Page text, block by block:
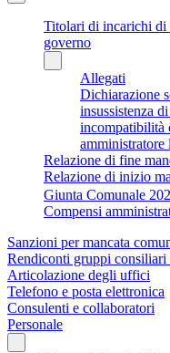
Titolari di incarichi di
governo
Allegati
Dichiarazione
insussistenza
incompatibilità
amministratore
Relazione di fine
Relazione di inizio
Giunta Comunale
Compensi
Sanzioni per mancata
Rendiconti gruppi
Articolazione degli uffici
Telefono e posta elettronica
Consulenti e collaboratori
Personale